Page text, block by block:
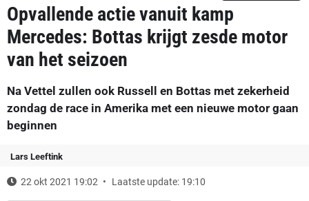
Opvallende actie vanuit kamp
Mercedes: Bottas krijgt zesde motor
van het seizoen
Na Vettel zullen ook Russell en Bottas met zekerheid
zondag de race in Amerika met een nieuwe motor gaan
beginnen
Lars Leeftink
22 okt 2021 19:02 Laatste update: 19:10